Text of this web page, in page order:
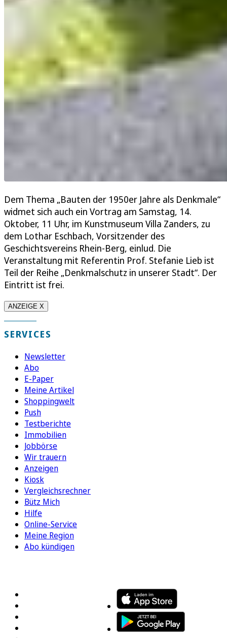
Dem Thema „Bauten der 1950er Jahre als Denkmale“
widmet sich auch ein Vortrag am Samstag, 14.
Oktober, 11 Uhr, im Kunstmuseum Villa Zanders, zu
dem Lothar Eschbach, Vorsitzender des
Geschichtsvereins Rhein-Berg, einlud. Die
Veranstaltung mit Referentin Prof. Stefanie Lieb ist
Teil der Reihe „Denkmalschutz in unserer Stadt“. Der
Eintritt ist frei.
ANZEIGE X
SERVICES
Newsletter
Abo
E-Paper
Meine Artikel
Shoppingwelt
Push
Testberichte
Immobilien
Jobbörse
Wir trauern
Anzeigen
Kiosk
Vergleichsrechner
Bütz Mich
Hilfe
Online-Service
Meine Region
Abo kündigen